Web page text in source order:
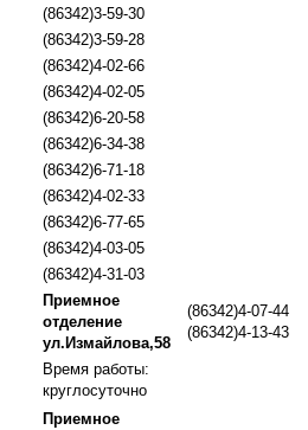
(86342)3-59-30
(86342)3-59-28
(86342)4-02-66
(86342)4-02-05
(86342)6-20-58
(86342)6-34-38
(86342)6-71-18
(86342)4-02-33
(86342)6-77-65
(86342)4-03-05
(86342)4-31-03
Приемное
отделение
ул.Измайлова,58
(86342)4-07-44
(86342)4-13-43
Время работы:
круглосуточно
Приемное